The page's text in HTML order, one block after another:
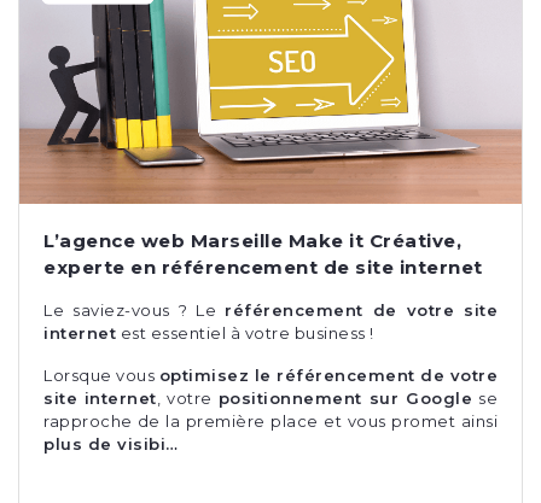
L’agence web Marseille Make it Créative,
experte en référencement de site internet
Le saviez-vous ? Le référencement de votre site
internet est essentiel à votre business !
Lorsque vous optimisez le référencement de votre
site internet , votre positionnement sur Google se
rapproche de la première place et vous promet ainsi
plus de visibi…